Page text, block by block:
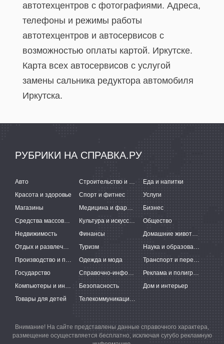
автотехцентров с фотографиями. Адреса,
телефоны и режимы работы
автотехцентров и автосервисов с
возможностью оплаты картой. Иркутске.
Карта всех автосервисов c услугой
замены сальника редуктора автомобиля
Иркутска.
РУБРИКИ НА СПРАВКА.РУ
Авто Строительство и ремонт
Еда и напитки
Красота и здоровье
Спорт и фитнес
Услуги
Магазины
Медицина и фармацевтика
Бизнес
Средства массовой информации
Культура и искусство
Общество
Недвижимость
Финансы
Домашние животные
Отдых и развлечения
Туризм
Наука и образование
Производство и поставки
Одежда и мода
Транспорт и перевозки
Государство
Справочно-информационные системы
Реклама и полиграфия
Компьютеры и интернет
Безопасность
Дом и интерьер
Товары для детей
Телекоммуникации и связь
Внимание! На сайте представлены данные справочного характера,
размещение осуществляется бесплатно, исключая сугубо рекламную